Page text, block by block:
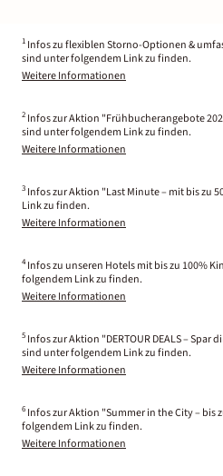
1 Infos zu flexiblen Storno-Optionen &
sind unter folgendem Link zu finden.
Weitere Informationen
2 Infos zur Aktion "Frühbucherangebote
sind unter folgendem Link zu finden.
Weitere Informationen
3 Infos zur Aktion "Last Minute – mit bis zu
Link zu finden.
Weitere Informationen
4 Infos zu unseren Hotels mit bis zu 100%
folgendem Link zu finden.
Weitere Informationen
5 Infos zur Aktion "DERTOUR DEALS – Spar
sind unter folgendem Link zu finden.
Weitere Informationen
6 Infos zur Aktion "Summer in the City – bis
folgendem Link zu finden.
Weitere Informationen